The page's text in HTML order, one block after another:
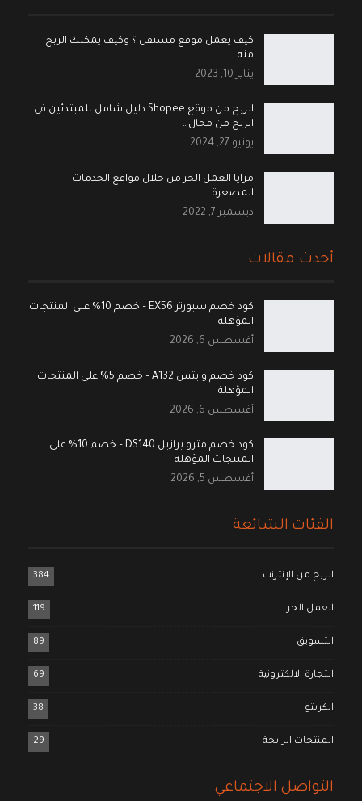
كيف يعمل موقع مستقل ؟ وكيف يمكنك الربح
منه
يناير 10, 2023
الربح من موقع Shopee دليل شامل للمبتدئين في
الربح من مجال…
يونيو 27, 2024
مزايا العمل الحر من خلال مواقع الخدمات
المصغرة
ديسمبر 7, 2022
أحدث مقالات
كود خصم سبورتر EX56 – خصم 10% على المنتجات
المؤهلة
أغسطس 6, 2026
كود خصم وايتس A132 – خصم 5% على المنتجات
المؤهلة
أغسطس 6, 2026
كود خصم مترو برازيل DS140 – خصم 10% على
المنتجات المؤهلة
أغسطس 5, 2026
الفئات الشائعة
الربح من الإنترنت 384
العمل الحر 119
التسويق 89
التجارة الالكترونية 69
الكربتو 38
المنتجات الرابحة 29
التواصل الاجتماعي